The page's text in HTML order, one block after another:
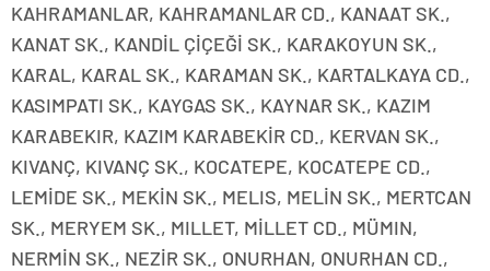
KAHRAMANLAR, KAHRAMANLAR CD., KANAAT SK.,
KANAT SK., KANDİL ÇİÇEĞİ SK., KARAKOYUN SK.,
KARAL, KARAL SK., KARAMAN SK., KARTALKAYA CD.,
KASIMPATI SK., KAYGAS SK., KAYNAR SK., KAZIM
KARABEKIR, KAZIM KARABEKİR CD., KERVAN SK.,
KIVANÇ, KIVANÇ SK., KOCATEPE, KOCATEPE CD.,
LEMİDE SK., MEKİN SK., MELIS, MELİN SK., MERTCAN
SK., MERYEM SK., MILLET, MİLLET CD., MÜMIN,
NERMİN SK., NEZİR SK., ONURHAN, ONURHAN CD.,